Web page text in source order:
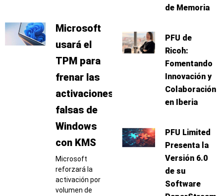
Microsoft
usará el
TPM para
frenar las
activaciones
falsas de
Windows
con KMS
Microsoft
reforzará la
activación por
volumen de
de Memoria
PFU de
Ricoh:
Fomentando
Innovación y
Colaboración
en Iberia
PFU Limited
Presenta la
Versión 6.0
de su
Software